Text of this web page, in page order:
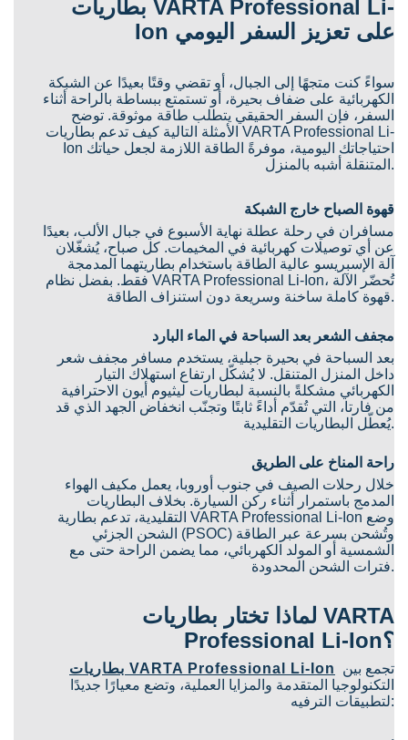
بطاريات VARTA Professional Li-
Ion على تعزيز السفر اليومي
سواءً كنت متجهًا إلى الجبال، أو تقضي وقتًا بعيدًا عن الشبكة
الكهربائية على ضفاف بحيرة، أو تستمتع ببساطة بالراحة أثناء
السفر، فإن السفر الحقيقي يتطلب طاقة موثوقة. توضح
الأمثلة التالية كيف تدعم بطاريات VARTA Professional Li-
Ion احتياجاتك اليومية، موفرةً الطاقة اللازمة لجعل حياتك
المتنقلة أشبه بالمنزل.
قهوة الصباح خارج الشبكة
مسافران في رحلة عطلة نهاية الأسبوع في جبال الألب، بعيدًا
عن أي توصيلات كهربائية في المخيمات. كل صباح، يُشغّلان
آلة الإسبريسو عالية الطاقة باستخدام بطاريتهما المدمجة
فقط. بفضل نظام VARTA Professional Li-Ion، تُحضّر الآلة
قهوة كاملة ساخنة وسريعة دون استنزاف الطاقة.
مجفف الشعر بعد السباحة في الماء البارد
بعد السباحة في بحيرة جبلية، يستخدم مسافر مجفف شعر
داخل المنزل المتنقل. لا يُشكّل ارتفاع استهلاك التيار
الكهربائي مشكلةً بالنسبة لبطاريات ليثيوم أيون الاحترافية
من فارتا، التي تُقدّم أداءً ثابتًا وتجنّب انخفاض الجهد الذي قد
يُعطّل البطاريات التقليدية.
راحة المناخ على الطريق
خلال رحلات الصيف في جنوب أوروبا، يعمل مكيف الهواء
المدمج باستمرار أثناء ركن السيارة. بخلاف البطاريات
التقليدية، تدعم بطارية VARTA Professional Li-Ion وضع
الشحن الجزئي (PSOC) وتُشحن بسرعة عبر الطاقة
الشمسية أو المولد الكهربائي، مما يضمن الراحة حتى مع
فترات الشحن المحدودة.
لماذا تختار بطاريات VARTA
Professional Li-Ion؟
بطاريات VARTA Professional Li-Ion
التكنولوجيا المتقدمة والمزايا العملية، وتضع معيارًا جديدًا
لتطبيقات الترفيه: